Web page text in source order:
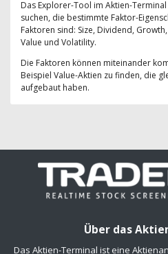
Das Explorer-Tool im Aktien-
suchen, die bestimmte Faktor-
Faktoren sind: Size, Dividend,
Value und Volatility.
Die Faktoren können miteinander
Beispiel Value-Aktien zu finden, die
aufgebaut haben.
Über das
Das Aktien-Terminal ist eine